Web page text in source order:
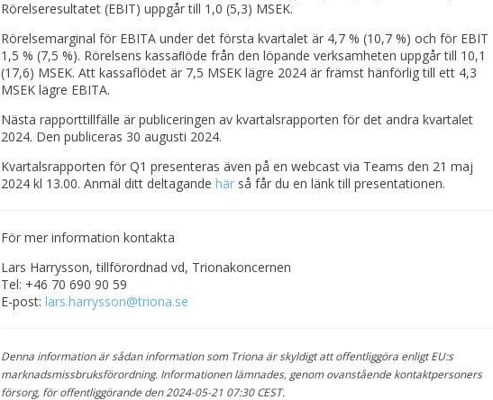
Rörelseresultatet (EBIT) uppgår till 1,0 (5,3) MSEK.
Rörelsemarginal för EBITA under det första kvartalet är 4,7 % (10,7 %) och för EBIT
1,5 % (7,5 %). Rörelsens kassaﬂöde från den löpande verksamheten uppgår till 10,1
(17,6) MSEK. Att kassaflödet är 7,5 MSEK lägre 2024 är främst hänförlig till ett 4,3
MSEK lägre EBITA.
Nästa rapporttillfälle är publiceringen av kvartalsrapporten för det andra kvartalet
2024. Den publiceras 30 augusti 2024.
Kvartalsrapporten för Q1 presenteras även på en webcast via Teams den 21 maj
2024 kl 13.00. Anmäl ditt deltagande härså får du en länk till presentationen.
För mer information kontakta
Lars Harrysson, tillförordnad vd, Trionakoncernen
Tel: +46 70 690 90 59
E-post: lars.harrysson@triona.se
Denna information är sådan information som Triona är skyldigt att offentliggöra enligt EU:s
marknadsmissbruksförordning. Informationen lämnades, genom ovanstående kontaktpersoners
försorg, för offentliggörande den 2024-05-21 07:30 CEST.